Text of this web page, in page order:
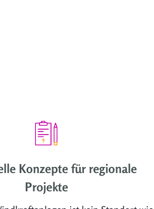
Konzepte für regionale
Projekte